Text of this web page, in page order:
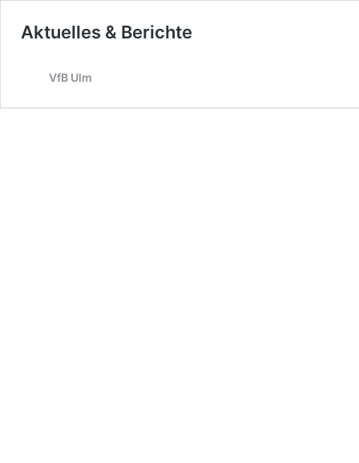
Aktuelles & Berichte
VfB Ulm